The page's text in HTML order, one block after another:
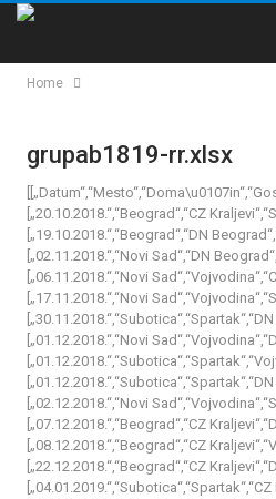
Home
grupab1819-rr.xlsx
[„20.10.2018.“,“Beograd“,“CZ
[„19.10.2018.“,“Beograd“,“DN
[„02.11.2018.“,“Novi Sad“,“DN
[„06.11.2018.“,“Novi
[„17.11.2018.“,“Novi
[„01.12.2018.“,“Novi
[„02.12.2018.“,“Novi
[„07.12.2018.“,“Beograd“,“CZ
[„08.12.2018.“,“Beograd“,“CZ
[„22.12.2018.“,“Beograd“,“CZ
[„04.01.2019.“,“Subotica“,“Spartak“,“CZ